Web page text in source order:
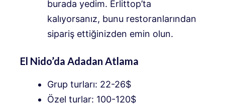
burada yedim. Erlittop’ta
kalıyorsanız, bunu restoranlarından
sipariş ettiğinizden emin olun.
El Nido’da Adadan Atlama
Grup turları: 22-26$
Özel turlar: 100-120$